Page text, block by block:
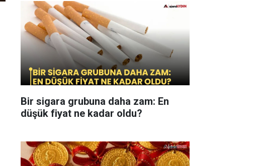
Bir sigara grubuna daha zam: En
düşük fiyat ne kadar oldu?